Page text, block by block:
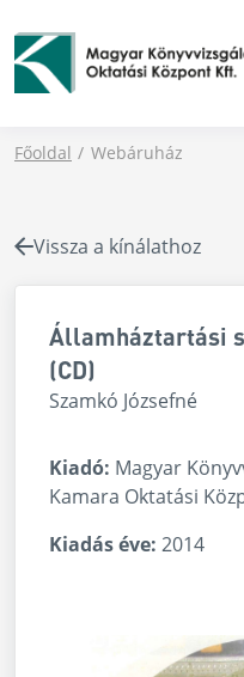
Főoldal Webáruház
Vissza a kínálathoz
Államháztartási
(CD)
Szamkó Józsefné
Kiadó: Magyar
Kamara Oktatási
Kiadás éve: 2014